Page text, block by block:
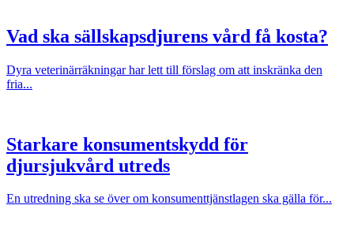
Vad ska sällskapsdjurens vård få kosta?
Dyra veterinärräkningar har lett till förslag om att inskränka den
fria...
Starkare konsumentskydd för
djursjukvård utreds
En utredning ska se över om konsumenttjänstlagen ska gälla för...